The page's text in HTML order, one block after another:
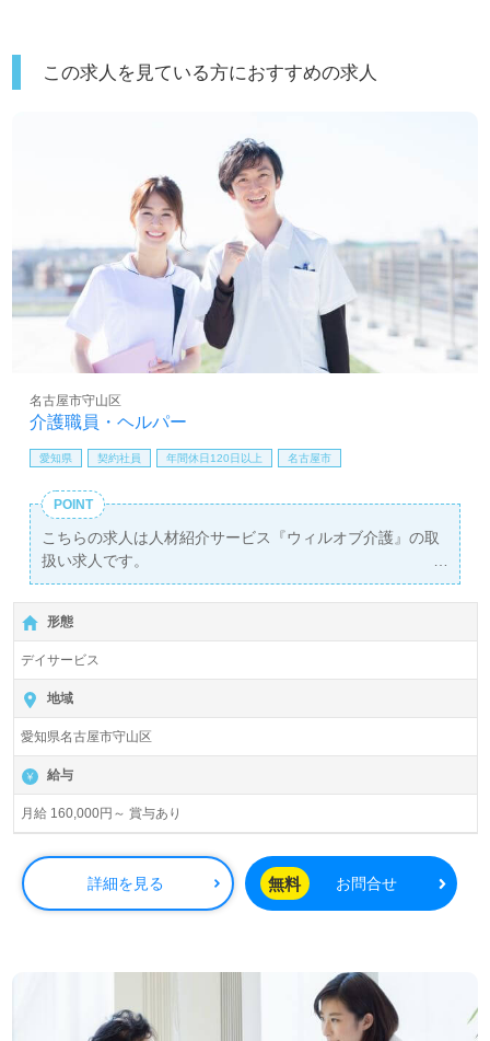
この求人を見ている方におすすめの求人
介護職員・ヘルパー
名古屋市守山区
愛知県 契約社員 年間休日120日以上 名古屋市
POINT
こちらの求人は人材紹介サービス『ウィルオブ介護』の取
扱い求人です。
詳細に関してお気軽にご相談ください♪
【無料】で皆さんの転職活動をサポートいたします。
形態
デイサービス
地域
愛知県名古屋市守山区
給与
月給 160,000円～ 賞与あり
詳細を見る 無料 お問合せ